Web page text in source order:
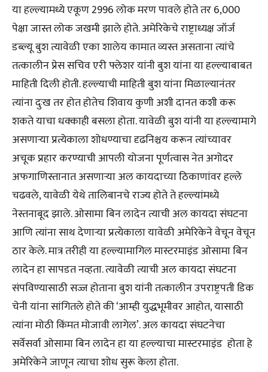
या हल्ल्यामध्ये एकूण 2996 लोक मरण पावले होते तर 6,000
पेक्षा जास्त लोक जखमी झाले होते. अमेरिकेचे राष्ट्राध्यक्ष जॉर्ज
डब्ल्यू बुश त्यावेळी एका शालेय कामात व्यस्त असताना त्यांचे
तत्कालीन प्रेस सचिव एरी फ्लेशर यांनी बुश यांना या हल्ल्याबाबत
माहिती दिली होती. हल्ल्याची माहिती बुश यांना मिळाल्यानंतर
त्यांना दुःख तर होत होतेच शिवाय कुणी अशी दानत कशी करू
शकते याचा धक्काही बसला होता. यावेळी बुश यांनी या हल्ल्यामागे
असणाऱ्या प्रत्येकाला शोधण्याचा दृढनिश्चय करून त्यांच्यावर
अचूक प्रहार करण्याची आपली योजना पूर्णत्वास नेत अगोदर
अफगाणिस्तानात असणाऱ्या अल कायदाच्या ठिकाणांवर हल्ले
चढवले, यावेळी येथे तालिबानचे राज्य होते ते हल्ल्यांमध्ये
नेस्तनाबूद झाले. ओसामा बिन लादेन त्याची अल कायदा संघटना
आणि त्यांना साथ देणाऱ्या प्रत्येकाला यावेळी अमेरिकेने वेचून वेचून
ठार केले. मात्र तरीही या हल्ल्यामागिल मास्टरमाइंड ओसामा बिन
लादेन हा सापडत नव्हता. त्यावेळी त्याची अल कायदा संघटना
संपविण्यासाठी सज्ज होताना बुश यांनी तत्कालीन उपराष्ट्रपती डिक
चेनी यांना सांगितले होते की ‘आम्ही युद्धभूमीवर आहोत, यासाठी
त्यांना मोठी किंमत मोजावी लागेल’. अल कायदा संघटनेचा
सर्वेसर्वा ओसामा बिन लादेन हा या हल्ल्याचा मास्टरमाइंड होता हे
अमेरिकेने जाणून त्याचा शोध सुरू केला होता.